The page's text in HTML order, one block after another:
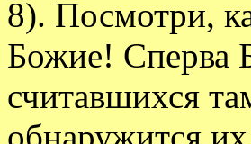
8). Посмотри,
Божие! Сперва
считавшихся
обнаружится